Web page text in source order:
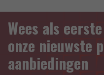
Wees als
onze nieuwste
aanbiedingen